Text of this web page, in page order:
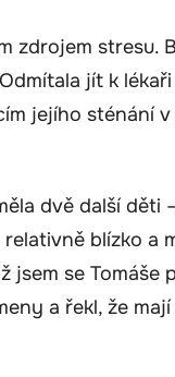
zdrojem stresu.
jít k
jejího sténání
dvě další děti
blízko a
jsem se
a řekl, že